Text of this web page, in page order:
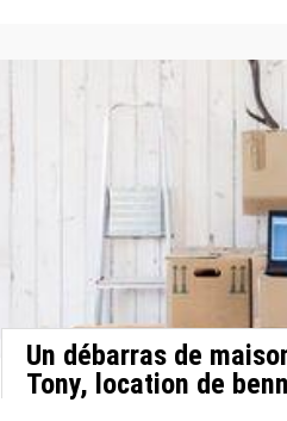
Un débarras de
Tony, location de